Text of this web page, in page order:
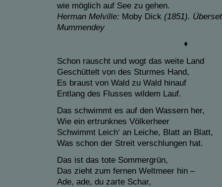
wie möglich auf See zu gehen.
Herman Melville: Moby Dick (1851).
Mummendey
♦
Schon rauscht und wogt das weite Land
Geschüttelt von des Sturmes Hand,
Es braust von Wald zu Wald hinauf
Entlang des Flusses wildem Lauf.
Das schwimmt es auf den Wassern her,
Wie ein ertrunknes Völkerheer
Schwimmt Leich‘ an Leiche, Blatt an Blatt,
Was schon der Streit verschlungen hat.
Das ist das tote Sommergrün,
Das zieht zum fernen Weltmeer hin –
Ade, ade, du zarte Schar,